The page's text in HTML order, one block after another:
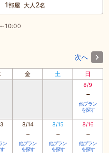
1部屋 大人 2名
～10:00
次へ
金 土 日
8/9
-
他プラン
を探す
ン
8/14
-
他プラン
を探す
8/15
-
他プラン
を探す
8/16
-
他プラン
を探す